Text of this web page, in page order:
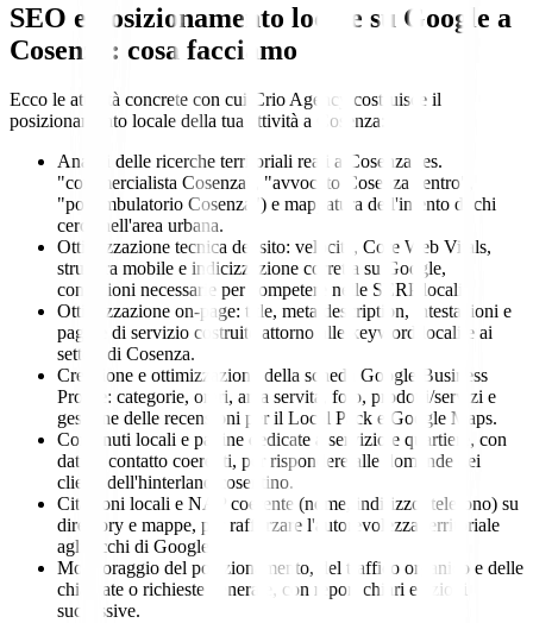
SEO e posizionamento locale su Google a
Cosenza : cosa facciamo
Ecco le attività concrete con cui Crio Agency costruisce il
posizionamento locale della tua attività a Cosenza:
Analisi delle ricerche territoriali reali a Cosenza (es.
"commercialista Cosenza", "avvocato Cosenza centro",
"poliambulatorio Cosenza") e mappatura dell'intento di chi
cerca nell'area urbana.
Ottimizzazione tecnica del sito: velocità, Core Web Vitals,
struttura mobile e indicizzazione corretta su Google,
condizioni necessarie per competere nelle SERP locali.
Ottimizzazione on-page: title, meta description, intestazioni e
pagine di servizio costruite attorno alle keyword locali e ai
settori di Cosenza.
Creazione e ottimizzazione della scheda Google Business
Profile: categorie, orari, area servita, foto, prodotti/servizi e
gestione delle recensioni per il Local Pack e Google Maps.
Contenuti locali e pagine dedicate a servizio e quartiere, con
dati di contatto coerenti, per rispondere alle domande dei
clienti dell'hinterland cosentino.
Citazioni locali e NAP coerente (nome, indirizzo, telefono) su
directory e mappe, per rafforzare l'autorevolezza territoriale
agli occhi di Google.
Monitoraggio del posizionamento, del traffico organico e delle
chiamate o richieste generate, con report chiari e azioni
successive.